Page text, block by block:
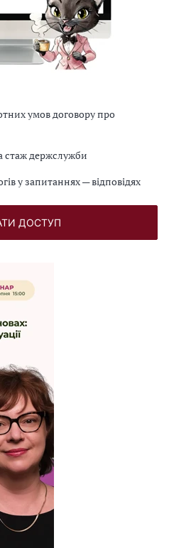
умов договору про
стаж держслужби
у запитаннях — відповідях
ДОСТУП